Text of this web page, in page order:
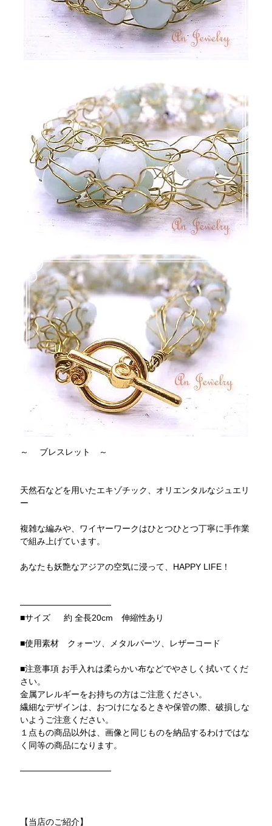
～ ブレスレット ～
天然石などを用いたエキゾチック、オリエンタルなジュエリ
ー
複雑な編みや、ワイヤーワークはひとつひとつ丁寧に手作業
で組み上げています。
あなたも妖艶なアジアの空気に浸って、HAPPY LIFE！
───────────────
■サイズ 約 全長20cm 伸縮性あり
■使用素材 クォーツ、メタルパーツ、レザーコード
■注意事項 お手入れは柔らかい布などでやさしく拭いてくだ
さい。
金属アレルギーをお持ちの方はご注意ください。
繊細なデザインは、おつけになるときや保管の際、破損しな
いようご注意ください。
１点もの商品以外は、画像と同じものを納品するわけではな
く同等の商品になります。
───────────────
【当店のご紹介】